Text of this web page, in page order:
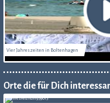
Vier Jahreszeiten in Boltenhagen
Orte die für Dich